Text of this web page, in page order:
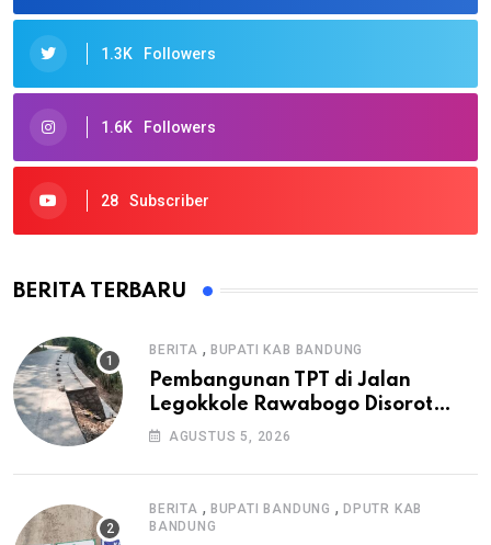
1.3K Followers
1.6K Followers
28 Subscriber
BERITA TERBARU
BERITA , BUPATI KAB BANDUNG
Pembangunan TPT di Jalan
Legokkole Rawabogo Disorot
Warga, Selesai Tanpa Papan
AGUSTUS 5, 2026
BERITA , BUPATI BANDUNG ,DPUTR KAB
BANDUNG